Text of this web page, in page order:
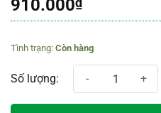
910.000
Còn hàng
Hộp hoa xinh 02 số lượng